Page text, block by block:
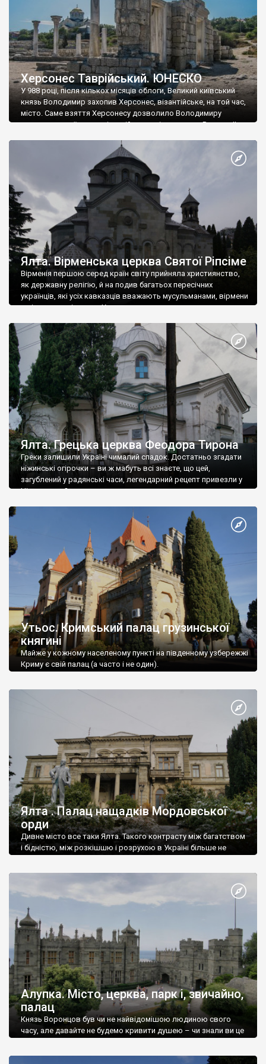
Херсонес Таврійський. ЮНЕСКО
У 988 році, після кількох місяців облоги, Великий київський
князь Володимир захопив Херсонес, візантійське, на той час,
місто. Саме взяття Херсонесу дозволило Володимиру
диктувати свої умови візантійському імператору Василю ІІ, та
Херсонесі Володимир-язичник, став Василем-християнином.
А потім було Хрещення Русі. На честь Херсонесу Таврійського
Ялта. Вірменська церква Святої Ріпсіме
Вірменія першою серед країн світу прийняла християнство,
як державну релігію, й на подив багатьох пересічних
українців, які усіх кавказців вважають мусульманами, вірмени
є відданими вірянами Христа
Ялта. Грецька церква Феодора Тирона
Греки залишили Україні чималий спадок. Достатньо згадати
ніжинські огірочки – ви ж мабуть всі знаєте, що цей,
загублений у радянські часи, легендарний рецепт привезли у
Ніжин греки?
Утьос. Кримський палац грузинської
княгині
Майже у кожному населеному пункті на південному узбережжі
Криму є свій палац (а часто і не один).
Ялта . Палац нащадків Мордовської
орди
Дивне місто все таки Ялта. Такого контрасту між багатством
і бідністю, між розкішшю і розрухою в Україні більше не
Алупка. Місто, церква, парк і, звичайно,
палац
Князь Воронцов був чи не найвідомішою людиною свого
часу, але давайте не будемо кривити душею – чи знали ви це